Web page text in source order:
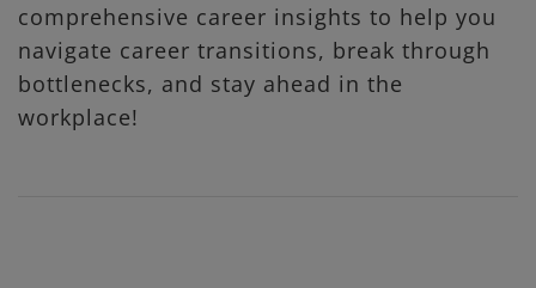
comprehensive career insights to help you
navigate career transitions, break through
bottlenecks, and stay ahead in the
workplace!